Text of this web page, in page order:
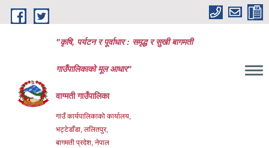
Skip to main content
"कृषि, पर्यटन र पूर्वाधार : समृद्ध र सुखी बागमती
गाउँपालिकाको मूल आधार"
वाग्मती गाउँपालिका
गाउँ कार्यपालिकाको कार्यालय,
भट्टेडाँडा, ललितपुर,
बागमती प्रदेश, नेपाल